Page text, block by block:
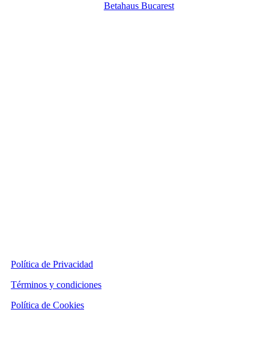
Betahaus Bucarest
Política de Privacidad
Términos y condiciones
Política de Cookies